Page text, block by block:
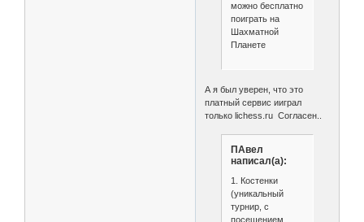
можно бесплатно
поиграть на
Шахматной
Планете
А я был уверен, что это
платный сервис ииграл
только lichess.ru Согласен..
ПАвел
написал(а):
1. Костенки
(уникальный
турнир, с
посещением